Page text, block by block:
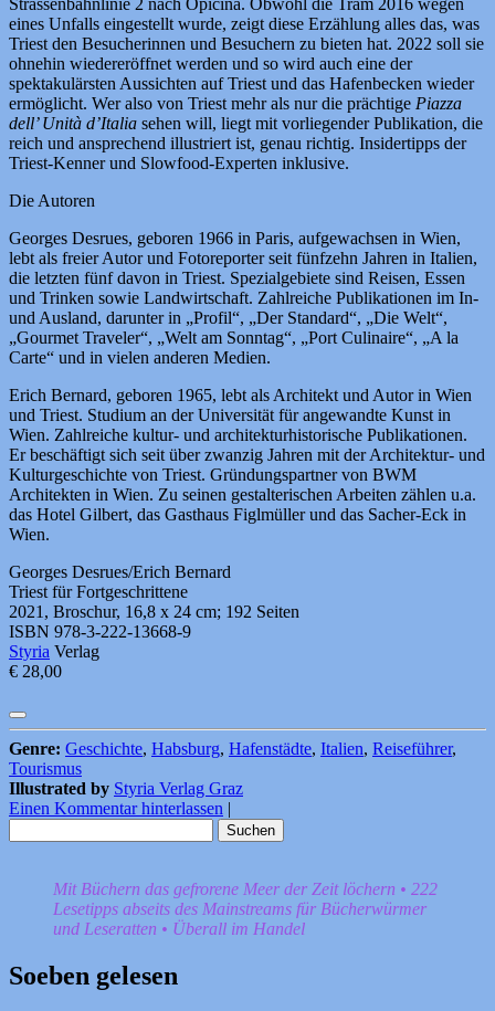
Strassenbahnlinie 2 nach Opicina. Obwohl die Tram 2016 wegen
eines Unfalls eingestellt wurde, zeigt diese Erzählung alles das, was
Triest den Besucherinnen und Besuchern zu bieten hat. 2022 soll sie
ohnehin wiedereröffnet werden und so wird auch eine der
spektakulärsten Aussichten auf Triest und das Hafenbecken wieder
ermöglicht. Wer also von Triest mehr als nur die prächtige Piazza
dell’ Unità d’Italia sehen will, liegt mit vorliegender Publikation, die
reich und ansprechend illustriert ist, genau richtig. Insidertipps der
Triest-Kenner und Slowfood-Experten inklusive.
Die Autoren
Georges Desrues, geboren 1966 in Paris, aufgewachsen in Wien,
lebt als freier Autor und Fotoreporter seit fünfzehn Jahren in Italien,
die letzten fünf davon in Triest. Spezialgebiete sind Reisen, Essen
und Trinken sowie Landwirtschaft. Zahlreiche Publikationen im In-
und Ausland, darunter in „Profil“, „Der Standard“, „Die Welt“,
„Gourmet Traveler“, „Welt am Sonntag“, „Port Culinaire“, „A la
Carte“ und in vielen anderen Medien.
Erich Bernard, geboren 1965, lebt als Architekt und Autor in Wien
und Triest. Studium an der Universität für angewandte Kunst in
Wien. Zahlreiche kultur- und architekturhistorische Publikationen.
Er beschäftigt sich seit über zwanzig Jahren mit der Architektur- und
Kulturgeschichte von Triest. Gründungspartner von BWM
Architekten in Wien. Zu seinen gestalterischen Arbeiten zählen u.a.
das Hotel Gilbert, das Gasthaus Figlmüller und das Sacher-Eck in
Wien.
Georges Desrues/Erich Bernard
Triest für Fortgeschrittene
2021, Broschur, 16,8 x 24 cm; 192 Seiten
ISBN 978-3-222-13668-9
Styria Verlag
€ 28,00
Genre: Geschichte, Habsburg, Hafenstädte, Italien, Reiseführer,
Tourismus
Illustrated by Styria Verlag Graz
Einen Kommentar hinterlassen |
nach:
Mit Büchern das gefrorene Meer der Zeit löchern • 222
Lesetipps abseits des Mainstreams für Bücherwürmer
und Leseratten • Überall im Handel
Soeben gelesen